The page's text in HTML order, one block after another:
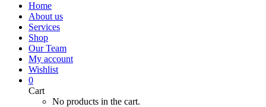
Home
About us
Services
Shop
Our Team
My account
Wishlist
0
Cart
No products in the cart.